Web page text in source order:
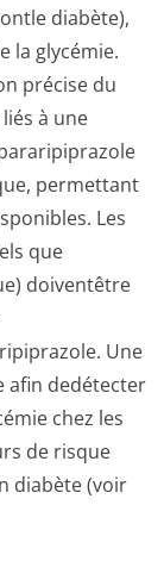
diabète),
la glycémie.
précise du
à une
permettant
Les
que
doiventêtre
Une
afin dedétecter
chez les
de risque
diabète (voir